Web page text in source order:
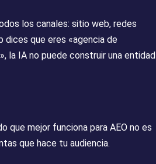
los canales: sitio web, redes
dices que eres «agencia de
la IA no puede construir una entidad
que mejor funciona para AEO no es
que hace tu audiencia.